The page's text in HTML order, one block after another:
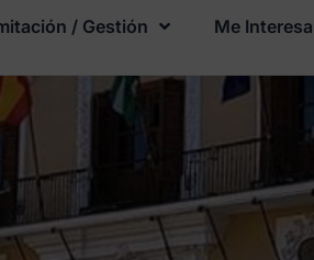
/ Gestión Me Interesa